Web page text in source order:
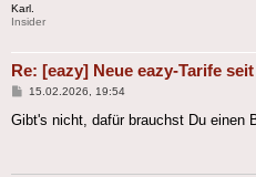
Karl.
Insider
Re: [eazy] Neue eazy-Tarife seit
Beitrag
15.02.2026, 19:54
Gibt's nicht, dafür brauchst Du einen